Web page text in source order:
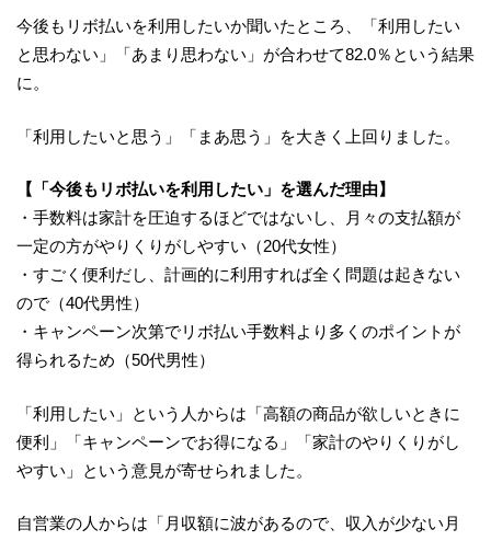
今後もリボ払いを利用したいか聞いたところ、「利用したい
と思わない」「あまり思わない」が合わせて82.0％という結果
に。
「利用したいと思う」「まあ思う」を大きく上回りました。
【「今後もリボ払いを利用したい」を選んだ理由】
・手数料は家計を圧迫するほどではないし、月々の支払額が
一定の方がやりくりがしやすい（20代女性）
・すごく便利だし、計画的に利用すれば全く問題は起きない
ので（40代男性）
・キャンペーン次第でリボ払い手数料より多くのポイントが
得られるため（50代男性）
「利用したい」という人からは「高額の商品が欲しいときに
便利」「キャンペーンでお得になる」「家計のやりくりがし
やすい」という意見が寄せられました。
自営業の人からは「月収額に波があるので、収入が少ない月